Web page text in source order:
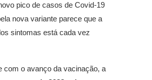
pico de casos de Covid-19
nova variante parece que a
sintomas está cada vez
com o avanço da vacinação, a